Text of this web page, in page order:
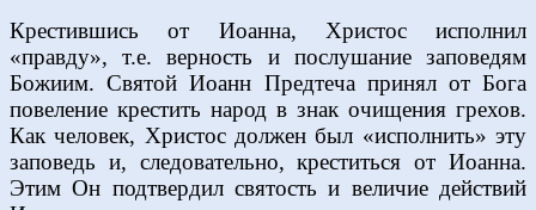
Крестившись от Иоанна, Христос исполнил
«правду», т.е. верность и послушание заповедям
Божиим. Святой Иоанн Предтеча принял от Бога
повеление крестить народ в знак очищения грехов.
Как человек, Христос должен был «исполнить» эту
заповедь и, следовательно, креститься от Иоанна.
Этим Он подтвердил святость и величие действий